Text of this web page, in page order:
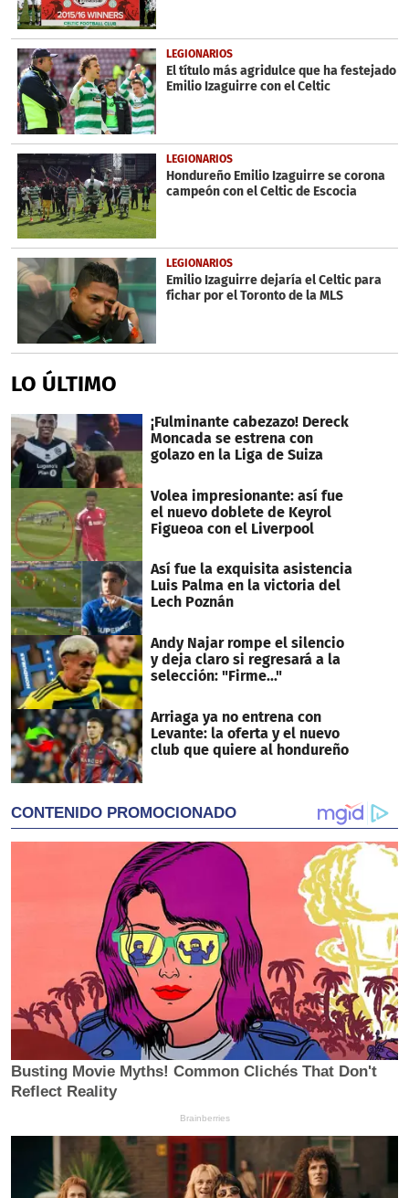
LEGIONARIOS
El título más agridulce que ha festejado
Emilio Izaguirre con el Celtic
LEGIONARIOS
Hondureño Emilio Izaguirre se corona
campeón con el Celtic de Escocia
LEGIONARIOS
Emilio Izaguirre dejaría el Celtic para
fichar por el Toronto de la MLS
LO ÚLTIMO
¡Fulminante cabezazo! Dereck
Moncada se estrena con
golazo en la Liga de Suiza
Volea impresionante: así fue
el nuevo doblete de Keyrol
Figueoa con el Liverpool
Así fue la exquisita asistencia
Luis Palma en la victoria del
Lech Poznán
Andy Najar rompe el silencio
y deja claro si regresará a la
selección: "Firme..."
Arriaga ya no entrena con
Levante: la oferta y el nuevo
club que quiere al hondureño